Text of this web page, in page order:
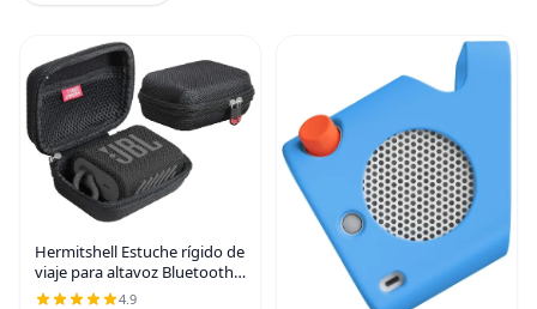
Hermitshell Estuche rígido de
viaje para altavoz Bluetooth
portátil JBL Go 3 (negro)
4.9